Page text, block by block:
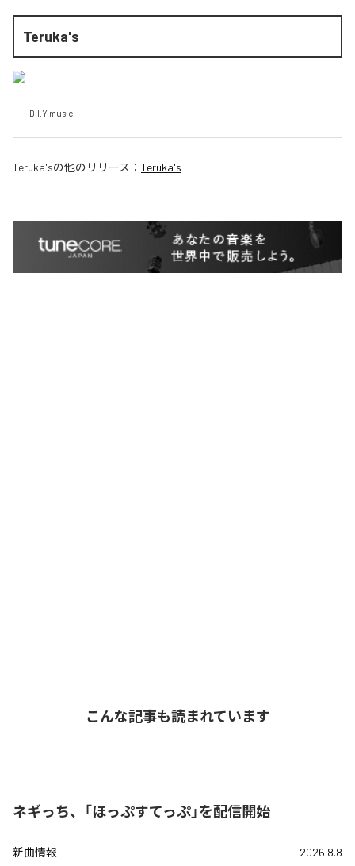
Teruka's
D.I.Y.music
Teruka'sの他のリリース： Teruka's
こんな記事も読まれています
ネギっち、「ほっぷすてっぷ」を配信開始
新曲情報 2026.8.8